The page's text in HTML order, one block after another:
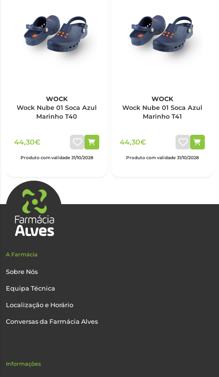
WOCK
Wock Nube 01 Soca Azul
Marinho T40
44,30€
Produto com validade 31/10/2028
WOCK
Wock Nube 01 Soca Azul
Marinho T41
44,30€
Produto com validade 31/10/2028
A Farmácia
Sobre Nós
Equipa Técnica
Localização e Horário
Conversas da Farmácia Alves
Informações